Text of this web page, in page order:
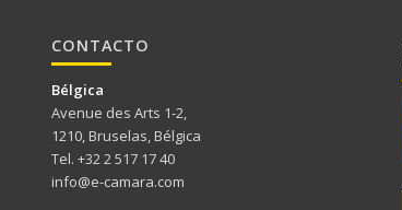
CONTACTO
Bélgica
Avenue des Arts 1-2,
1210, Bruselas, Bélgica
Tel. +32 2 517 17 40
info@e-camara.com